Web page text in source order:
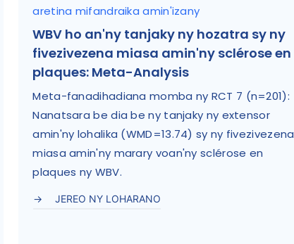
aretina mifandraika amin'izany
WBV ho an'ny tanjaky ny hozatra sy ny
fivezivezena miasa amin'ny sclérose en
plaques: Meta-Analysis
Meta-fanadihadiana momba ny RCT 7 (n=201):
Nanatsara be dia be ny tanjaky ny extensor
amin'ny lohalika (WMD=13.74) sy ny fivezivezena
miasa amin'ny marary voan'ny sclérose en
plaques ny WBV.
JEREO NY LOHARANO